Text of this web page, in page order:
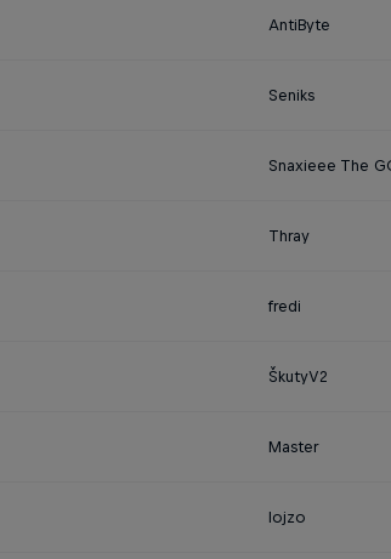
AntiByte
Seniks
Snaxieee The
Thray
fredi
ŠkutyV2
Master
lojzo